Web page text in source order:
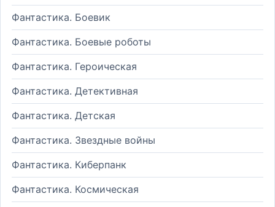
Фантастика. Боевик
Фантастика. Боевые роботы
Фантастика. Героическая
Фантастика. Детективная
Фантастика. Детская
Фантастика. Звездные войны
Фантастика. Киберпанк
Фантастика. Космическая